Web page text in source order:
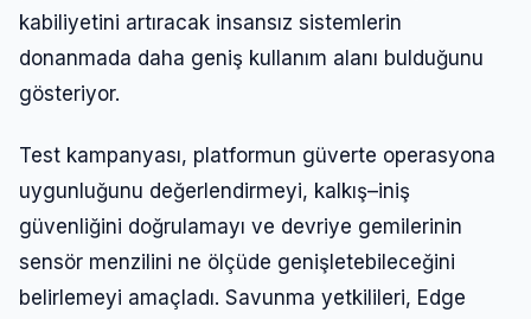
kabiliyetini artıracak insansız sistemlerin
donanmada daha geniş kullanım alanı bulduğunu
gösteriyor.
Test kampanyası, platformun güverte operasyona
uygunluğunu değerlendirmeyi, kalkış–iniş
güvenliğini doğrulamayı ve devriye gemilerinin
sensör menzilini ne ölçüde genişletebileceğini
belirlemeyi amaçladı. Savunma yetkilileri, Edge